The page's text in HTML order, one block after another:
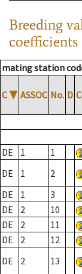
Breeding
coefficients
mating station
C ▼ ASSOC No. D
DE 1 1
DE
1 2
DE
1 3
DE
2 10
DE
2 11
DE
2 12
DE
2 13